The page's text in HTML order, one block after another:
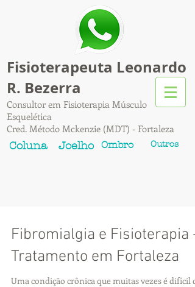
Fisioterapeuta Leonardo
R. Bezerra
Consultor em Fisioterapia Músculo
Esquelética
Cred. Método Mckenzie (MDT) - Fortaleza
Coluna Joelho Ombro Outros
Fibromialgia e Fisioterapia -
Tratamento em Fortaleza
Uma condição crônica que muitas vezes é difícil